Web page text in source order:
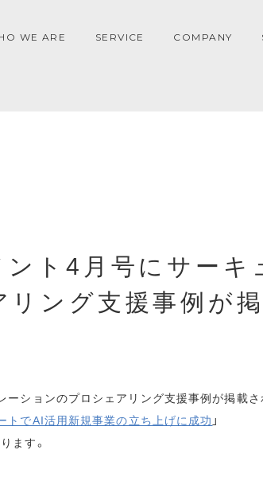
WE ARE SERVICE COMPANY
ト4月号にサーキ
ング支援事例が
ションのプロシェアリング支援事例が掲載さ
トでAI活用新規事業の立ち上げに成功 」
ます。